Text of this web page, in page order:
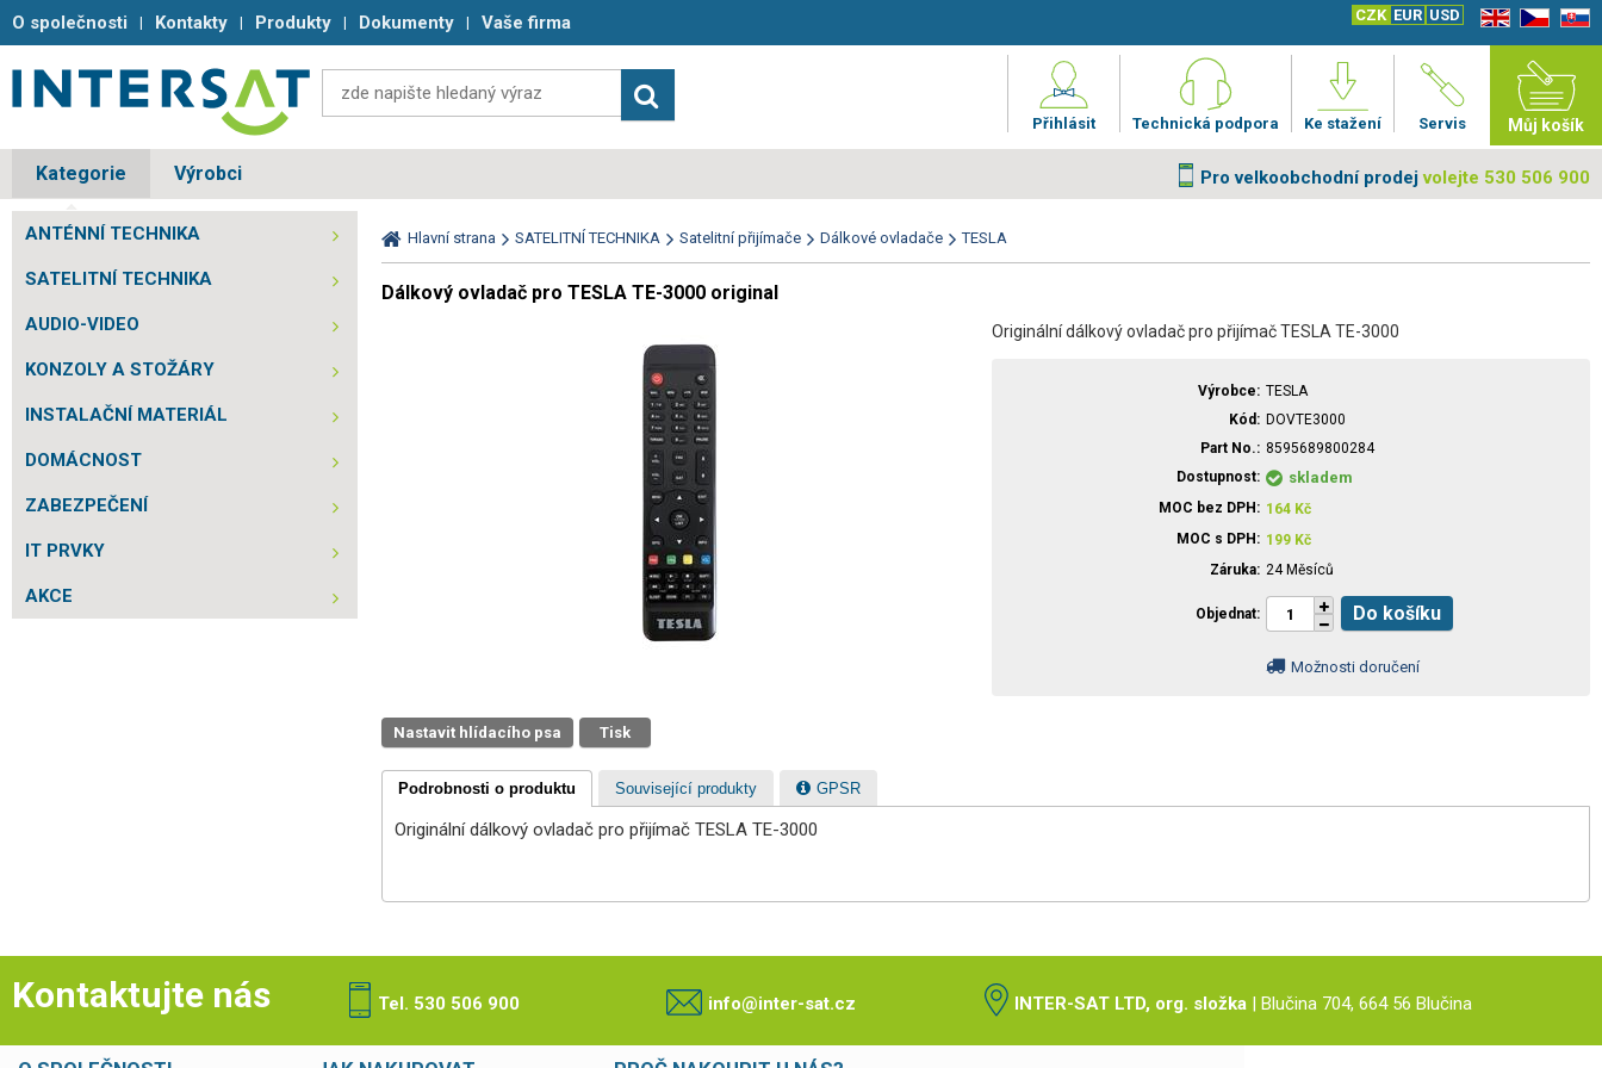
O společnosti Kontakty Produkty Dokumenty Vaše firma EN CZ SK
CZK EUR USD
Můj košík
Servis
Ke stažení
Technická podpora
Přihlásit
Kategorie Výrobci Pro velkoobchodní prodejvolejte 530 506 900
ANTÉNNÍ TECHNIKA
SATELITNÍ TECHNIKA
AUDIO-VIDEO
KONZOLY A STOŽÁRY
INSTALAČNÍ MATERIÁL
DOMÁCNOST
ZABEZPEČENÍ
IT PRVKY
AKCE
Hlavní strana SATELITNÍ TECHNIKA Satelitní přijímače Dálkové ovladače TESLA
Dálkový ovladač pro TESLA TE-3000 original
Originální dálkový ovladač pro přijímač TESLA TE-3000
Výrobce
TESLA
Kód
DOVTE3000
Part No.
8595689800284
Dostupnost
skladem
MOC bez DPH 164 Kč
MOC s DPH
199 Kč
Záruka 24 Měsíců
Objednat Do košíku
Možnosti doručení
Nastavit hlídacího psa Tisk
Podrobnosti o produktu Související produkty GPSR
Originální dálkový ovladač pro přijímač TESLA TE-3000
Kontaktujte nás Tel. 530 506 900 info@inter-sat.cz INTER-SAT LTD, org. složka | Blučina 704, 664 56 Blučina